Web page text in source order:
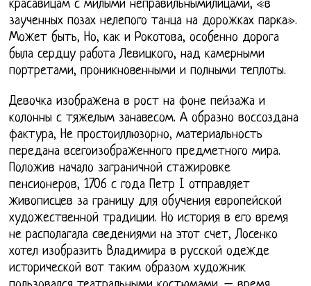
красавицам с милыми неправильнымилицами, «в
заученных позах нелепого танца на дорожках парка».
Может быть, Но, как и Рокотова, особенно дорога
была сердцу работа Левицкого, над камерными
портретами, проникновенными и полными теплоты.
Девочка изображена в рост на фоне пейзажа и
колонны с тяжелым занавесом. А образно воссоздана
фактура, Не простоиллюзорно, материальность
передана всегоизображенного предметного мира.
Положив начало заграничной стажировке
пенсионеров, 1706 с года Петр I отправляет
живописцев за границу для обучения европейской
художественной традиции. Но история в его время
не располагала сведениями на этот счет, Лосенко
хотел изобразить Владимира в русской одежде
исторической вот таким образом художник